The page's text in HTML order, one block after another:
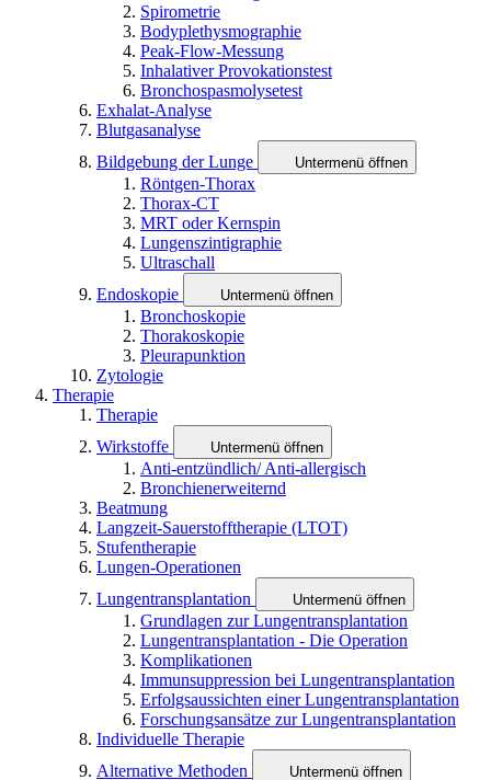
Spirometrie
Bodyplethysmographie
Peak-Flow-Messung
Inhalativer Provokationstest
Bronchospasmolysetest
Exhalat-Analyse
Blutgasanalyse
Bildgebung der Lunge
Untermenü öffnen
Röntgen-Thorax
Thorax-CT
MRT oder Kernspin
Lungenszintigraphie
Ultraschall
Endoskopie
Untermenü öffnen
Bronchoskopie
Thorakoskopie
Pleurapunktion
Zytologie
Therapie
Therapie
Wirkstoffe
Untermenü öffnen
Anti-entzündlich/ Anti-allergisch
Bronchienerweiternd
Beatmung
Langzeit-Sauerstofftherapie (LTOT)
Stufentherapie
Lungen-Operationen
Lungentransplantation
Untermenü öffnen
Grundlagen zur Lungentransplantation
Lungentransplantation - Die Operation
Komplikationen
Immunsuppression bei Lungentransplantation
Erfolgsaussichten einer Lungentransplantation
Forschungsansätze zur Lungentransplantation
Individuelle Therapie
Alternative Methoden
Untermenü öffnen